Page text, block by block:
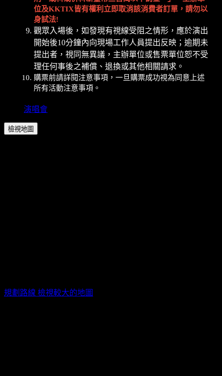
位及KKTIX皆有權利立即取消該消費者訂單，請勿以
身試法!
觀眾入場後，如發現有視線受阻之情形，應於演出
開始後10分鐘內向現場工作人員提出反映；逾期未
提出者，視同無異議，主辦單位或售票單位恕不受
理任何事後之補償、退換或其他相關請求。
購票前請詳閱注意事項，一旦購票成功視為同意上述
所有活動注意事項。
演唱會
檢視地圖
規劃路線 檢視較大的地圖